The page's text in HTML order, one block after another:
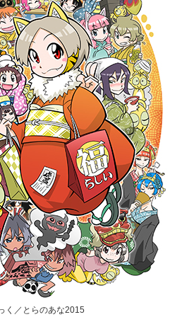
く／とらのあな2015